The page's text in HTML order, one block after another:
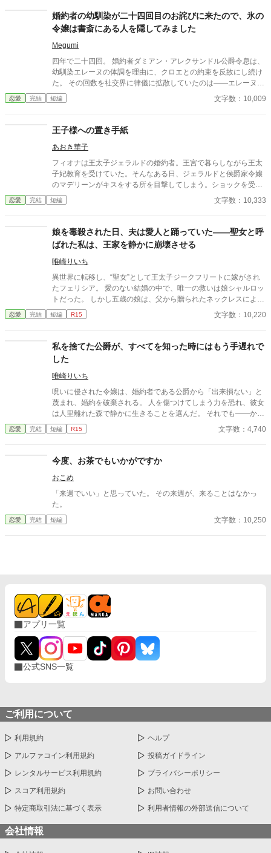
婚約者の幼馴染が二十四回目のお詫びに来たので、氷の
令嬢は書斎にある人を隠してみました
Megumi
四年で二十四回。 婚約者ダミアン・アレクサンドル公爵令息は、
幼馴染エレーヌの体調を理由に、クロエとの約束を反故にし続け
た。 その回数を社交界に律儀に拡散していたのは——エレーヌ自
身だった。 「クロエ様は気高い方だから、何も感じていらっしゃ
らないわ」 いつしかクロエは「氷のような令嬢」と呼ばれてい
も気を抜けば二度と立てなくなる気がして、ただ一人で己を律し
と数えるのを聞きながら、クロエはようやく決意する。 ——も
う、終わりにしましょう。
恋愛 完結 短編 文字数：10,009
王子様への置き手紙
あおき華子
フィオナは王太子ジェラルドの婚約者。王宮で暮らしながら王太
子妃教育を受けていた。そんなある日、ジェラルドと侯爵家令嬢
のマデリーンがキスをする所を目撃してしまう。ショックを受け
たフィオナは自ら修道院に行くことを決意し、護衛騎士のエルマ
ーとともに王宮を逃げ出した。置き手紙を読んだ皇太子が追いか
す。
恋愛 完結 短編 文字数：10,333
娘を毒殺された日、夫は愛人と踊っていた――聖女と呼
ばれた私は、王家を静かに崩壊させる
唯崎りいち
異世界に転移し、“聖女”として王太子ジークフリートに嫁がされ
たフェリシア。 愛のない結婚の中で、唯一の救いは娘シャルロッ
トだった。 しかし五歳の娘は、父から贈られたネックレスによっ
て毒殺される。 娘が死んだ日。 王宮では祝賀会が開かれ、夫は愛
人と踊っていた。 誰も娘の死を悲しまない世界で、ただ一人涙を
る。 “聖女は子を産んではならない”という王家の禁忌と、娘の死
の裏にある政治的思惑を。 ――これは、娘を奪われた聖女が、王
家を静かに崩壊へ導いていく物語。
恋愛 完結 短編 R15 文字数：10,220
私を捨てた公爵が、すべてを知った時にはもう手遅れで
した
唯崎りいち
呪いに侵された令嬢は、婚約者である公爵から「出来損ない」と
蔑まれ、婚約を破棄される。 人を傷つけてしまう力を恐れ、彼女
は人里離れた森で静かに生きることを選んだ。 それでも――かつ
て愛した人が死にかけていると知った時、彼女は自らの命を削
り、その命を救う。 想いを告げることもなく、すべてを置いて去
が―― そこにいたのは、別の男に手を取られ、幸せそうに微笑む
と、すべてを失った男の後悔の物語。
恋愛 完結 短編 R15 文字数：4,740
今度、お茶でもいかがですか
おこめ
「来週でいい」と思っていた。 その来週が、来ることはなかっ
た。
恋愛 完結 短編 文字数：10,250
アプリ一覧
公式SNS一覧
ご利用について
利用規約 ヘルプ
アルファコイン利用規約 投稿ガイドライン
レンタルサービス利用規約 プライバシーポリシー
スコア利用規約 お問い合わせ
特定商取引法に基づく表示 利用者情報の外部送信について
会社情報